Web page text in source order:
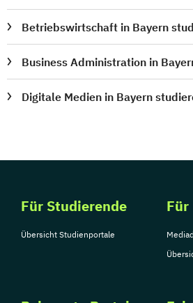
Betriebswirtschaft in Bayern
Business Administration in
Digitale Medien in Bayern
Für Studierende
Übersicht Studienportale
Für